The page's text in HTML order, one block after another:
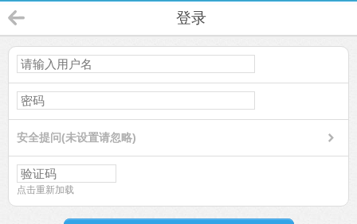
登录
安全提问(未设置请忽略)
点击重新加载